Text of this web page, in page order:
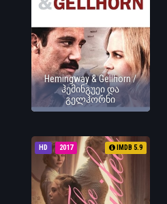
Hemingway & Gellhorn /
ჰემინგუეი და
გელჰორნი
HD 2017 IMDB 5.9